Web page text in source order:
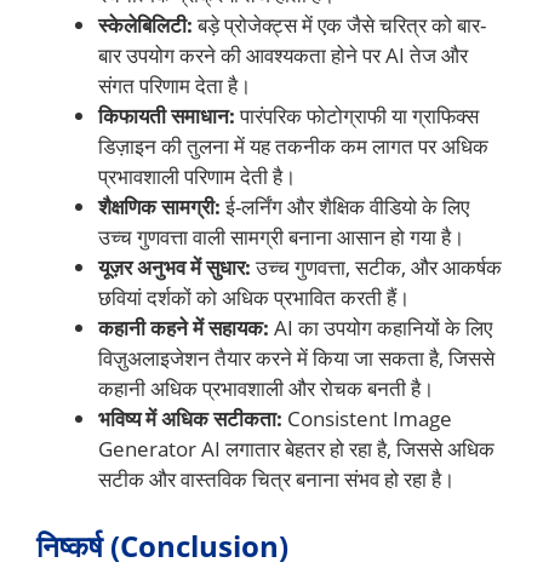
स्केलेबिलिटी:बड़े प्रोजेक्ट्स में एक जैसे चरित्र को बार-
बार उपयोग करने की आवश्यकता होने पर AI तेज और
संगत परिणाम देता है।
किफायती समाधान:पारंपरिक फोटोग्राफी या ग्राफिक्स
डिज़ाइन की तुलना में यह तकनीक कम लागत पर अधिक
प्रभावशाली परिणाम देती है।
शैक्षणिक सामग्री:ई-लर्निंग और शैक्षिक वीडियो के लिए
उच्च गुणवत्ता वाली सामग्री बनाना आसान हो गया है।
यूज़र अनुभव में सुधार:उच्च गुणवत्ता, सटीक, और आकर्षक
छवियां दर्शकों को अधिक प्रभावित करती हैं।
कहानी कहने में सहायक: AI का उपयोग कहानियों के लिए
विज़ुअलाइजेशन तैयार करने में किया जा सकता है, जिससे
कहानी अधिक प्रभावशाली और रोचक बनती है।
भविष्य में अधिक सटीकता: Consistent Image
Generator AI लगातार बेहतर हो रहा है, जिससे अधिक
सटीक और वास्तविक चित्र बनाना संभव हो रहा है।
निष्कर्ष (Conclusion)